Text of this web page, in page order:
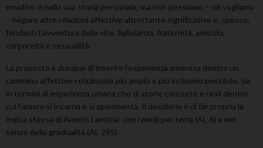
emotivo e nella sua storia personale, ma non possiamo – né vogliamo
– negare altre relazioni affettive altrettanto significative e, spesso,
fondanti l’avventura della vita: figliolanza, fraternità, amicizia,
corporeità e sessualità.
La proposta è dunque di inserire l’esperienza amorosa dentro un
cammino affettivo-relazionale più ampio e più inclusivo possibile, sia
in termini di esperienza umana che di storie concrete e reali dentro
cui l’amore si incarna e si sperimenta. Il desiderio è di far propria la
logica stessa di Amoris Laetitia: con i piedi per terra (AL 6) e nel
senso della gradualità (AL 295).